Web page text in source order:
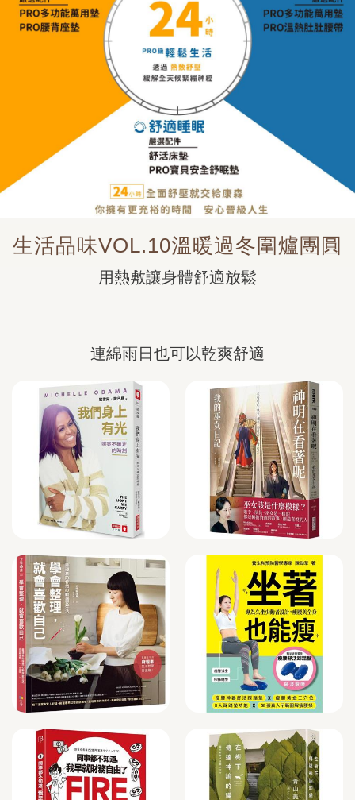
生活品味VOL.10溫暖過冬圍爐團圓
用熱敷讓身體舒適放鬆